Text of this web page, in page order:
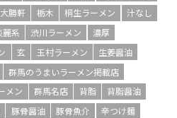
勝軒 栃木 桐生ラーメン
汁なし
麗系 渋川ラーメン
濃厚
玄 玉村ラーメン
生姜醤油
群馬のうまいラーメン掲載店
メン 群馬名店 背脂
背脂醤油
豚骨醤油 豚骨魚介
辛つけ麺